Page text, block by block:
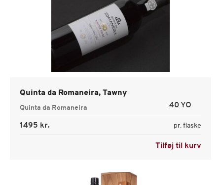
Quinta da Romaneira, Tawny
Quinta da Romaneira 40 YO
1495 kr. pr. flaske
Tilføj til kurv